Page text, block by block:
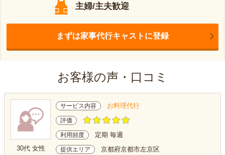
主婦/主夫歓迎
まずは家事代行キャストに登録
お客様の声・口コミ
30代 女性
サービス内容 お料理代行
評価
利用頻度 定期 毎週
提供エリア 京都府京都市左京区